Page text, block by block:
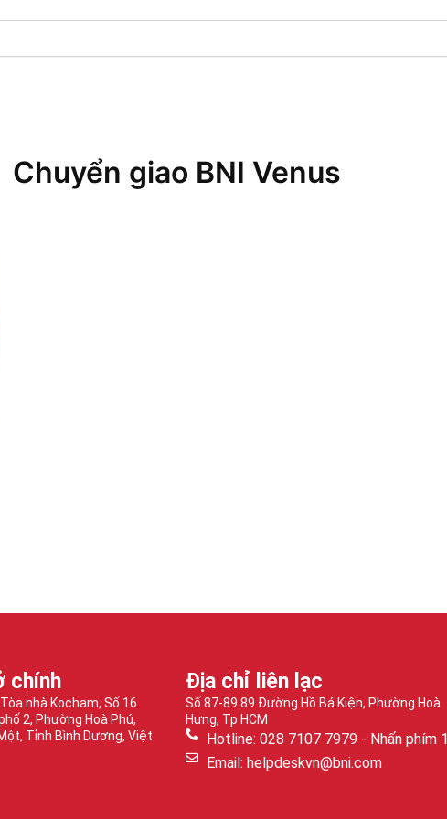
Chuyển giao BNI Venus
chính
nhà Kocham, Số 16
2, Phường Hoà Phú,
Tỉnh Bình Dương, Việt
Địa chỉ liên lạc
Số 87-89 89 Đường Hồ Bá Kiện, Phường Hoà
Hưng, Tp HCM
Hotline: 028 7107 7979 - Nhấn phím 1
Email: helpdeskvn@bni.com